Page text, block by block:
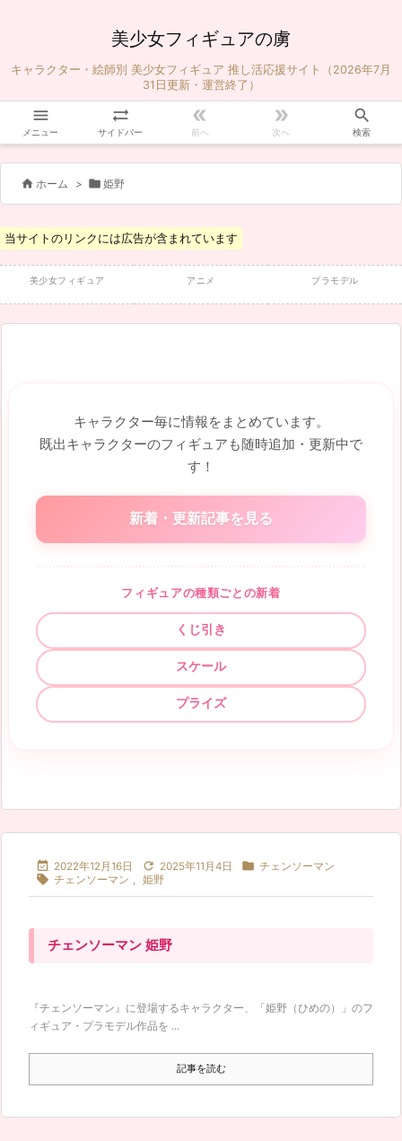
美少女フィギュアの虜
キャラクター・絵師別 美少女フィギュア 推し活応援サイト（2026年7月
31日更新・運営終了）

メニュー

サイドバー

前へ

次へ

検索
 ホーム >  姫野
当サイトのリンクには広告が含まれています
美少女フィギュア アニメ プラモデル
キャラクター毎に情報をまとめています。
既出キャラクターのフィギュアも随時追加・更新中で
す！
新着・更新記事を見る
フィギュアの種類ごとの新着
くじ引き
スケール
プライズ
 2022年12月16日  2025年11月4日  チェンソーマン
 チェンソーマン , 姫野
チェンソーマン 姫野
『チェンソーマン』に登場するキャラクター、「姫野（ひめの）」のフ
ィギュア・プラモデル作品を ...
記事を読む